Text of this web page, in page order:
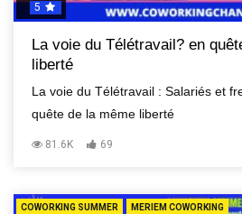
5
La voie du Télétravail? en
liberté
La voie du Télétravail : Salariés et
quête de la même liberté
81.6K 69
COWORKING SUMMER MERIEM COWORKING